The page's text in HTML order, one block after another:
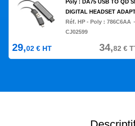
Poly : DA75 USB TO QD
DIGITAL HEADSET
Réf. HP - Poly :786C6AA
CJ02599
29,02 € HT 34,82 €